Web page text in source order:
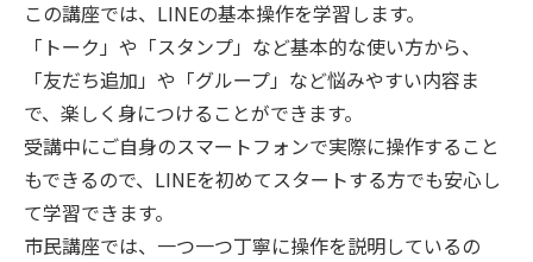
この講座では、LINEの基本操作を学習します。
「トーク」や「スタンプ」など基本的な使い方から、
「友だち追加」や「グループ」など悩みやすい内容ま
で、楽しく身につけることができます。
受講中にご自身のスマートフォンで実際に操作すること
もできるので、LINEを初めてスタートする方でも安心し
て学習できます。
市民講座では、一つ一つ丁寧に操作を説明しているの